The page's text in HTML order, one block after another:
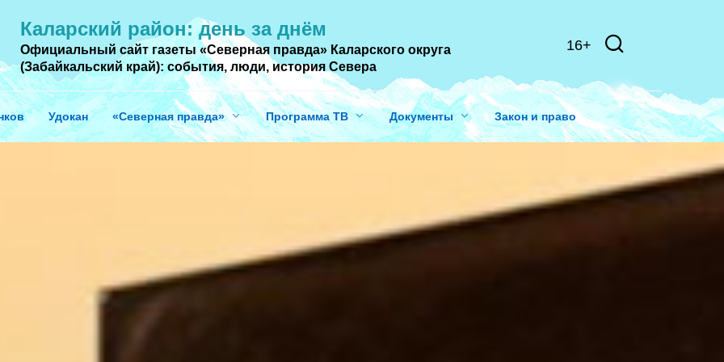
Каларский район: день за днём
Официальный сайт газеты «Северная правда» Каларского округа
(Забайкальский край): события, люди, история Cевера
16+
Удокан «Северная правда» Программа ТВ Документы Закон и право